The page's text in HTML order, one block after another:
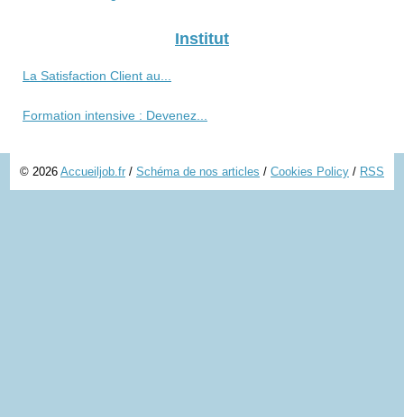
Institut
La Satisfaction Client au...
Formation intensive : Devenez...
© 2026 Accueiljob.fr / Schéma de nos articles / Cookies Policy / RSS